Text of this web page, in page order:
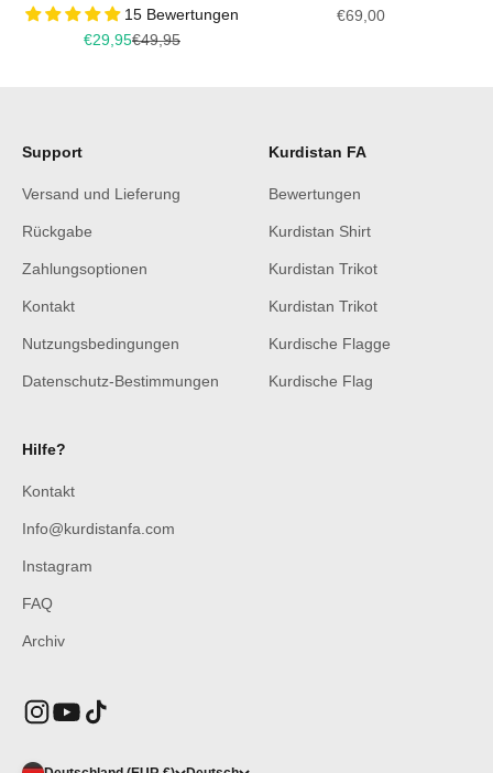
15 Bewertungen
Angebot
€29,95Regulärer Preis
€49,95
Angebot
€69,00
Support
Versand und Lieferung
Rückgabe
Zahlungsoptionen
Kontakt
Nutzungsbedingungen
Datenschutz-Bestimmungen
Kurdistan FA
Bewertungen
Kurdistan Shirt
Kurdistan Trikot
Kurdistan Trikot
Kurdische Flagge
Kurdische Flag
Hilfe?
Kontakt
Info@kurdistanfa.com
Instagram
FAQ
Archiv